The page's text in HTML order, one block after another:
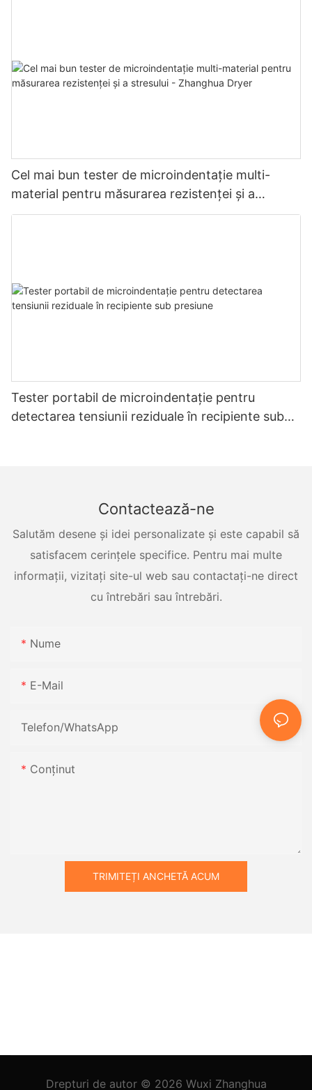
Cel mai bun tester de microindentație multi-
material pentru măsurarea rezistenței și a
stresului - Zhanghua Dryer
Tester portabil de microindentație pentru
detectarea tensiunii reziduale în recipiente sub
Contactează-ne
Salutăm desene și idei personalizate și este capabil să
satisfacem cerințele specifice. Pentru mai multe
informații, vizitați site-ul web sau contactați-ne direct
cu întrebări sau întrebări.
Nume
E-Mail
Telefon/WhatsApp
Conţinut
TRIMITEȚI ANCHETĂ ACUM
Drepturi de autor © 2026 Wuxi Zhanghua